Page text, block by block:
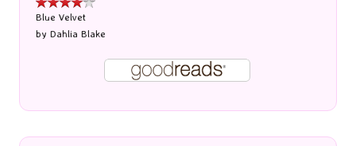
Blue Velvet
by Dahlia Blake